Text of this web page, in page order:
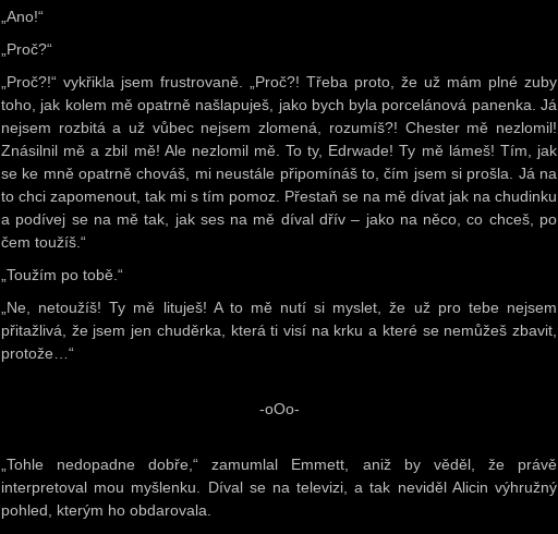
„Ano!“
„Proč?“
„Proč?!“ vykřikla jsem frustrovaně. „Proč?! Třeba proto, že už mám plné zuby
toho, jak kolem mě opatrně našlapuješ, jako bych byla porcelánová panenka. Já
nejsem rozbitá a už vůbec nejsem zlomená, rozumíš?! Chester mě nezlomil!
Znásilnil mě a zbil mě! Ale nezlomil mě. To ty, Edrwade! Ty mě lámeš! Tím, jak
se ke mně opatrně chováš, mi neustále připomínáš to, čím jsem si prošla. Já na
to chci zapomenout, tak mi s tím pomoz. Přestaň se na mě dívat jak na chudinku
a podívej se na mě tak, jak ses na mě díval dřív – jako na něco, co chceš, po
čem toužíš.“
„Toužím po tobě.“
„Ne, netoužíš! Ty mě lituješ! A to mě nutí si myslet, že už pro tebe nejsem
přitažlivá, že jsem jen chuděrka, která ti visí na krku a které se nemůžeš zbavit,
protože…“
-oOo-
„Tohle nedopadne dobře,“ zamumlal Emmett, aniž by věděl, že právě
interpretoval mou myšlenku. Díval se na televizi, a tak neviděl Alicin výhružný
pohled, kterým ho obdarovala.